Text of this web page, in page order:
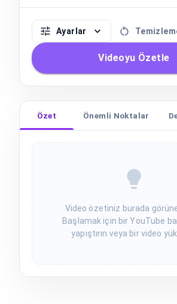
Ayarlar
Videoyu Özetle
Özet Önemli Noktalar
Video özetiniz burada
Başlamak için bir YouTube
yapıştırın veya bir video